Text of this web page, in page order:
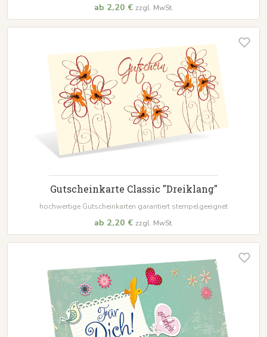
ab 2,20 € zzgl. MwSt.
Gutscheinkarte Classic "Dreiklang"
hochwertige Gutscheinkarten garantiert stempelgeeignet
ab 2,20 € zzgl. MwSt.